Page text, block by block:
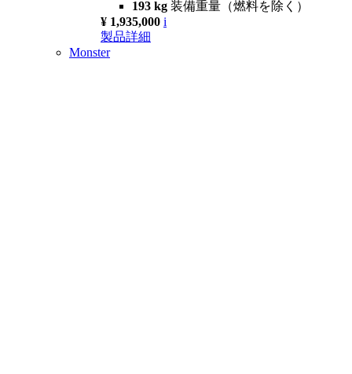
193 kg 装備重量（燃料を除く）
¥ 1,935,000 i
製品詳細
Monster